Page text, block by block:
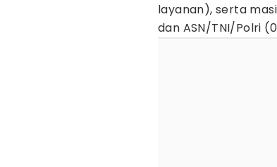
layanan), serta
dan ASN/TNI/Polri